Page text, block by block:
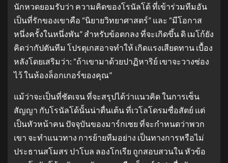
นักหวดยอมรับว่า ความคิดของโรนัลโด้ ที่เข้าร่วมทีมอัน
เป็นที่รักของเขาคือ “นิยายวิทยาศาสตร์” และ “มีโอกาส
หนึ่งครั้งในหนึ่งพัน” สําหรับข้อตกลง ที่จะเกิดขึ้น ดิ เมโก้ยัง
คิดว่ากัปตันทีม โปรตุเกสอาจทําให้ เกิดแรงเสียดทาน เบื้อง
หลังโดยเสริมว่า: “ถ้าเขามาด้วยปาฏิหาริย์ เขาจะวางซ่อง
ไว้ ในห้องล็อกเกอร์ของคุณ”
แม้ว่าจะเป็นที่ชัดเจน ที่จะสรุปได้ว่าแนวคิด ในการเซ็น
สัญญา กับโรนัลโด้นั้นน่าตื่นเต้น ที่เวโลโดรมซื่อสัตย์ แต่
เป็นหัวหน้าคน ปัจจุบันของมาร์กเซย ที่จะกําหนดว่าพวก
เขา จะทําแนวทาง การย้ายทีมอย่าง เป็นทางการหรือไม่
ประธานสโมสร ปาโบล ลองโกเรีย ถูกสอบสวนใน หัวข้อ